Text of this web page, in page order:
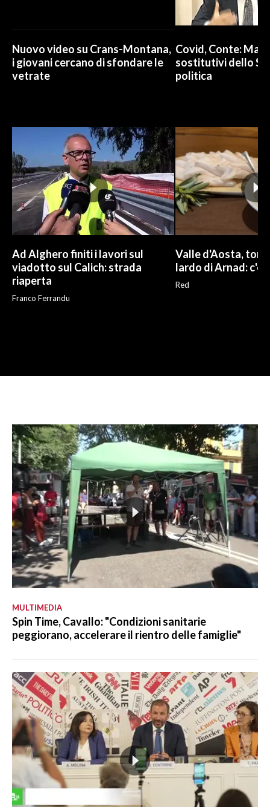
Nuovo video su Crans-Montana,
i giovani cercano di sfondare le
vetrate
Covid, Conte: Mai
sostitutivi dello
politica
Ad Alghero finiti i lavori sul
viadotto sul Calich: strada
riaperta
Franco Ferrandu
Valle d'Aosta,
lardo di Arnad: c'è
Red
MULTIMEDIA
Spin Time, Cavallo: "Condizioni sanitarie
peggiorano, accelerare il rientro delle famiglie"